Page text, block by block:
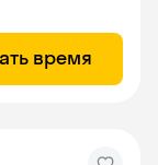
время